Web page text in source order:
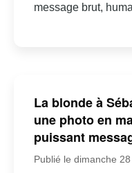
message brut,
La blonde à
une photo en
puissant
Publié le dimanche